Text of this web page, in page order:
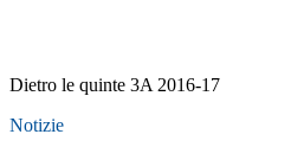
Dietro le quinte 3A 2016-17
Notizie